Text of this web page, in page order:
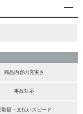
商品内容の充実さ
事故対応
取額・支払いスピード